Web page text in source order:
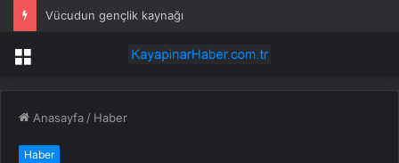
Vücudun gençlik kaynağı
Menü
Anasayfa / Haber
Haber